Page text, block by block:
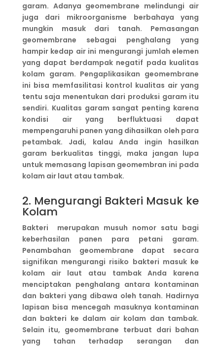
garam. Adanya geomembrane melindungi air
juga dari mikroorganisme berbahaya yang
mungkin masuk dari tanah. Pemasangan
geomembrane sebagai penghalang yang
hampir kedap air ini mengurangi jumlah elemen
yang dapat berdampak negatif pada kualitas
kolam garam. Pengaplikasikan geomembrane
ini bisa memfasilitasi kontrol kualitas air yang
tentu saja menentukan dari produksi garam itu
sendiri. Kualitas garam sangat penting karena
kondisi air yang berfluktuasi dapat
mempengaruhi panen yang dihasilkan oleh para
petambak. Jadi, kalau Anda ingin hasilkan
garam berkualitas tinggi, maka jangan lupa
untuk memasang lapisan geomembran ini pada
kolam air laut atau tambak.
2. Mengurangi Bakteri Masuk ke
Kolam
Bakteri merupakan musuh nomor satu bagi
keberhasilan panen para petani garam.
Penambahan geomembrane dapat secara
signifikan mengurangi risiko bakteri masuk ke
kolam air laut atau tambak Anda karena
menciptakan penghalang antara kontaminan
dan bakteri yang dibawa oleh tanah. Hadirnya
lapisan bisa mencegah masuknya kontaminan
dan bakteri ke dalam air kolam dan tambak.
Selain itu, geomembrane terbuat dari bahan
yang tahan terhadap serangan dan